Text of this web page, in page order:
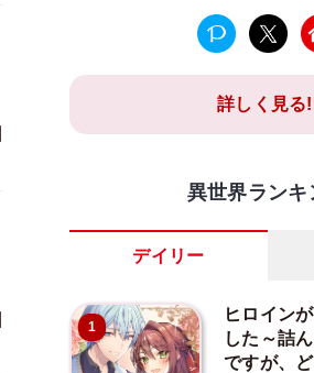
詳しく見る
異世界ランキ
デイリー
1
ヒロイン
した～詰
ですが、